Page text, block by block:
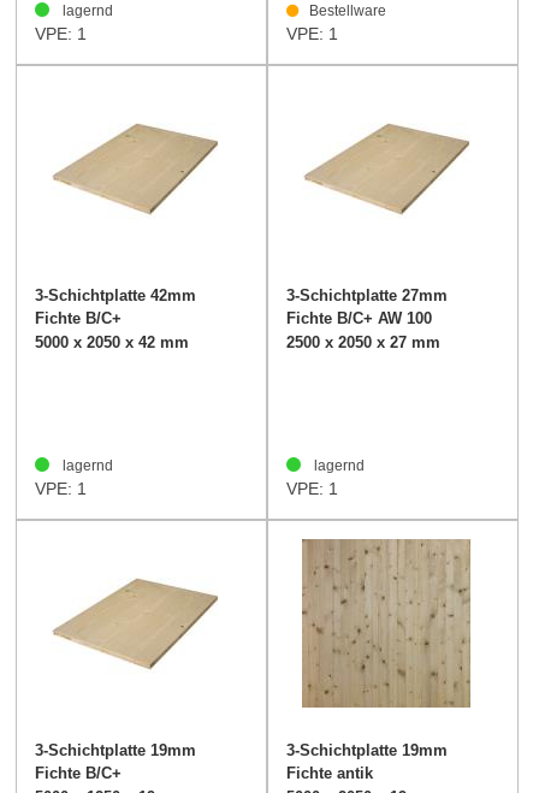
lagernd
VPE: 1
Bestellware
VPE: 1
3-Schichtplatte 42mm
Fichte B/C+
5000 x 2050 x 42 mm
lagernd
VPE: 1
3-Schichtplatte 27mm
Fichte B/C+ AW 100
verleimt
2500 x 2050 x 27 mm
lagernd
VPE: 1
3-Schichtplatte 19mm
Fichte B/C+
3-Schichtplatte 19mm
Fichte antik